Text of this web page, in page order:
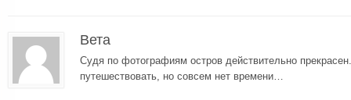
Вета
Судя по фотографиям остров действительно
путешествовать, но совсем нет времени…